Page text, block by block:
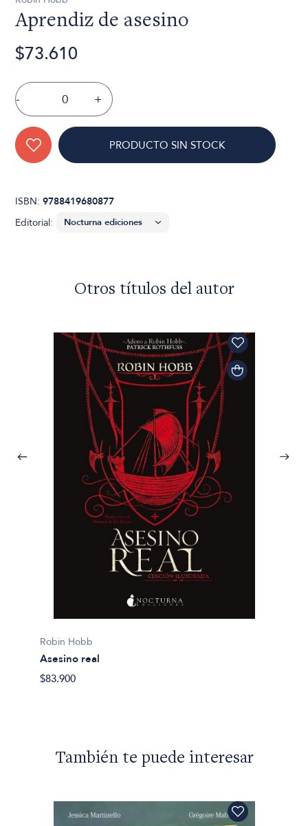
Aprendiz de asesino
$73.610
- +
PRODUCTO SIN STOCK
ISBN:9788419680877
Editorial:
Otros títulos del autor
Robin Hobb
Asesino real
$83.900
También te puede interesar